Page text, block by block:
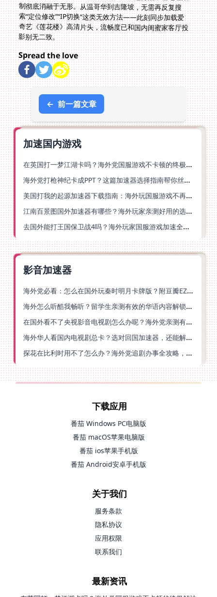
影别无二致。
Spread the love
← 前一篇文章
加速国内游戏
在英国打一梦江湖卡吗？海外党国服游戏不卡顿的终极解法
海外党打枪神纪卡成PPT？这篇加速器选择指南帮你丝滑上分
美国打我的起源加速器下载指南：海外玩国服游戏不再卡的终极方案
江南百景图国外加速器有哪些？海外玩家亲测好用的选择与避坑指南
去国外能打王国保卫战4吗？海外玩家国服游戏加速全攻略（附公主连结幻想江湖实测）
影音加速器
海外党必看：怎么在国外玩秦时明月卡牌版？附豆瓣EZCast地区限制破解法
海外怎么听酷我畅听？留学生亲测有效的华语内容解锁指南
在国外看不了央视影音电视剧怎么办呢？海外党亲测有效的回国加速方案
海外华人看国内电视剧总卡？选对回国加速器，还能解决菲律宾打不开反诈中心的问题
探花在比利时用不了怎么办？海外党追剧办事全攻略，选对加速器就够了
下载应用
番茄 Windows PC电脑版
番茄 macOS苹果电脑版
番茄 ios苹果手机版
番茄 Android安卓手机版
关于我们
服务条款
隐私协议
应用权限
联系我们
最新资讯